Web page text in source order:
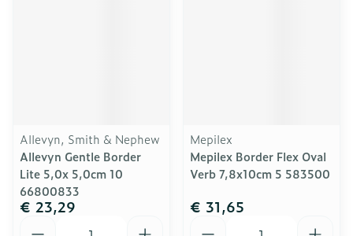
Allevyn, Smith & Nephew
Allevyn Gentle Border
Lite 5,0x 5,0cm 10
66800833
€ 23,29
Mepilex
Mepilex Border Flex Oval
Verb 7,8x10cm 5 583500
€ 31,65